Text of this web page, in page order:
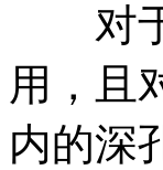
对于
用，且
内的深